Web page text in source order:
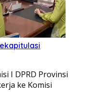
I DPRD Provinsi
ke Komisi